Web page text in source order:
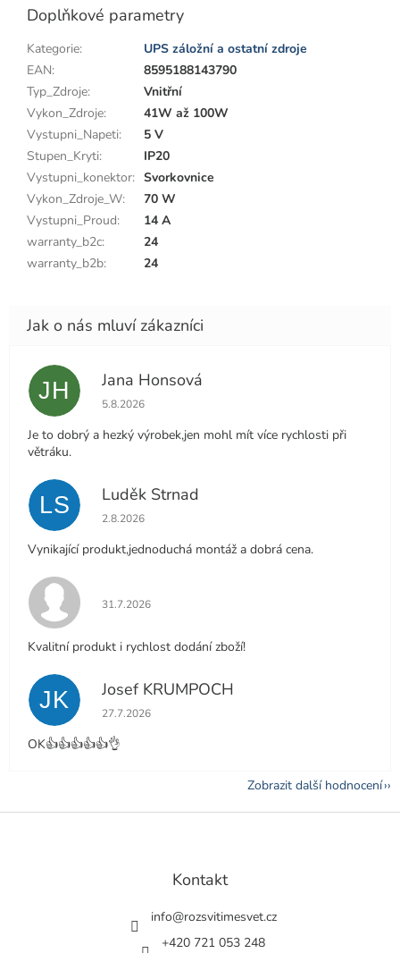
Doplňkové parametry
Kategorie:
UPS záložní a ostatní zdroje
EAN:
8595188143790
Typ_Zdroje:
Vnitřní
Vykon_Zdroje:
41W až 100W
Vystupni_Napeti:
5 V
Stupen_Kryti:
IP20
Vystupni_konektor: Svorkovnice
Vykon_Zdroje_W:
70 W
Vystupni_Proud:
14 A
warranty_b2c:
24
warranty_b2b: 24
JH Jana Honsová
Hodnocení obchodu je 5 z 5 hvězdiček.
5.8.2026
Je to dobrý a hezký výrobek,jen mohl mít více rychlosti při
větráku.
LS Luděk Strnad
Hodnocení obchodu je 5 z 5 hvězdiček.
2.8.2026
Vynikající produkt,jednoduchá montáž a dobrá cena.
Hodnocení obchodu je 5 z 5 hvězdiček.
31.7.2026
Kvalitní produkt i rychlost dodání zboží!
JK Josef KRUMPOCH
Hodnocení obchodu je 5 z 5 hvězdiček.
27.7.2026
OK👍👍👍👍👍👌
Zobrazit další hodnocení
Z
Kontakt
info@rozsvitimesvet.cz
+420 721 053 248